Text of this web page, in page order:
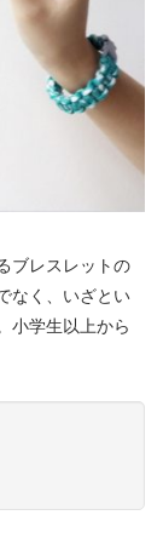
ブレスレットの
なく、いざとい
小学生以上から